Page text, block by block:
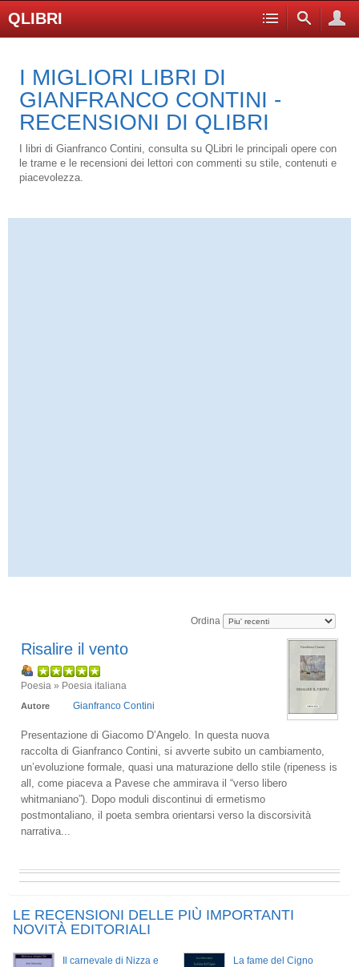
QLIBRI
I MIGLIORI LIBRI DI
GIANFRANCO CONTINI -
RECENSIONI DI QLIBRI
I libri di Gianfranco Contini, consulta su QLibri le principali opere con
le trame e le recensioni dei lettori con commenti su stile, contenuti e
piacevolezza.
Ordina
Risalire il vento
Poesia » Poesia italiana
Autore Gianfranco Contini
Presentazione di Giacomo D’Angelo. In questa nuova
raccolta di Gianfranco Contini, si avverte subito un cambiamento,
un’evoluzione formale, quasi una maturazione dello stile (ripeness is
all, come piaceva a Pavese che ammirava il “verso libero
whitmaniano”). Dopo moduli discontinui di ermetismo
postmontaliano, il poeta sembra orientarsi verso la discorsività
narrativa...
LE RECENSIONI DELLE PIÙ IMPORTANTI
NOVITÀ EDITORIALI
Il carnevale di Nizza e
La fame del Cigno